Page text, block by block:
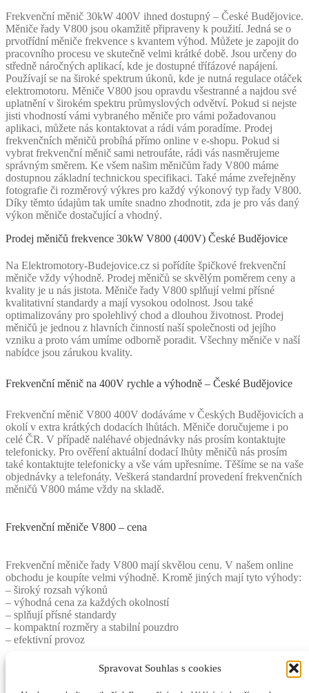
Spravovat Souhlas s cookies
Frekvenční měnič 30kW 400V ihned dostupný – České Budějovice.
Měniče řady V800 jsou okamžitě připraveny k použití. Jedná se o
prvotřídní měniče frekvence s kvantem výhod. Můžete je zapojit do
pracovního procesu ve skutečně velmi krátké době. Jsou určeny do
středně náročných aplikací, kde je dostupné třífázové napájení.
Používají se na široké spektrum úkonů, kde je nutná regulace otáček
elektromotoru. Měniče V800 jsou opravdu všestranné a najdou své
uplatnění v širokém spektru průmyslových odvětví. Pokud si nejste
jisti vhodností vámi vybraného měniče pro vámi požadovanou
aplikaci, můžete nás kontaktovat a rádi vám poradíme. Prodej
frekvenčních měničů probíhá přímo online v e-shopu. Pokud si
vybrat frekvenční měnič sami netroufáte, rádi vás nasměrujeme
správným směrem. Ke všem našim měničům řady V800 máme
dostupnou základní technickou specifikaci. Také máme zveřejněny
fotografie či rozměrový výkres pro každý výkonový typ řady V800.
Díky těmto údajům tak umíte snadno zhodnotit, zda je pro vás daný
výkon měniče dostačující a vhodný.
Prodej měničů frekvence 30kW V800 (400V) České Budějovice
Na Elektromotory-Budejovice.cz si pořídíte špičkové frekvenční
měniče vždy výhodně. Prodej měničů se skvělým poměrem ceny a
kvality je u nás jistota. Měniče řady V800 splňují velmi přísné
kvalitativní standardy a mají vysokou odolnost. Jsou také
optimalizovány pro spolehlivý chod a dlouhou životnost. Prodej
měničů je jednou z hlavních činností naší společnosti od jejího
vzniku a proto vám umíme odborně poradit. Všechny měniče v naší
nabídce jsou zárukou kvality.
Frekvenční měnič na 400V rychle a výhodně – České Budějovice
Frekvenční měnič V800 400V dodáváme v Českých Budějovicích a
okolí v extra krátkých dodacích lhůtách. Měniče doručujeme i po
celé ČR. V případě naléhavé objednávky nás prosím kontaktujte
telefonicky. Pro ověření aktuální dodací lhůty měničů nás prosím
také kontaktujte telefonicky a vše vám upřesníme. Těšíme se na vaše
objednávky a telefonáty. Veškerá standardní provedení frekvenčních
měničů V800 máme vždy na skladě.
Frekvenční měniče V800 – cena
Frekvenční měniče řady V800 mají skvělou cenu. V našem online
obchodu je koupíte velmi výhodně. Kromě jiných mají tyto výhody:
– široký rozsah výkonů
– výhodná cena za každých okolností
– splňují přísné standardy
– kompaktní rozměry a stabilní pouzdro
– efektivní provoz
Rozměry měniče